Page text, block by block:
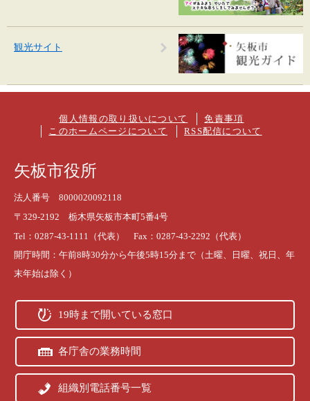
観光サイト
個人情報の取り扱いについて
免責事項
このホームページについて
RSS配信について
矢板市役所
法人番号 8000020092118
〒329-2192 栃木県矢板市本町5番4号
Tel：0287-43-1111（代表） Fax：0287-43-2292（代表）
開庁時間：午前8時30分から午後5時15分まで（土曜、日曜、祝日、年
末年始は除く）
19時まで開いている窓口
各庁舎の業務時間
組織別電話番号一覧